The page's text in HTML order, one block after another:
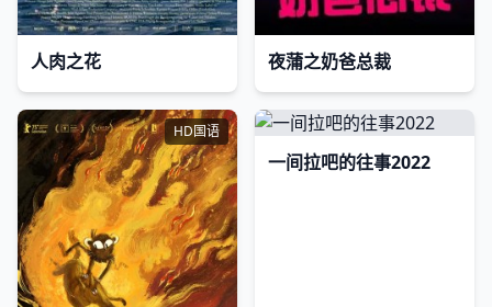
人肉之花 夜蒲之奶爸总裁
HD国语
一间拉吧的往事2022